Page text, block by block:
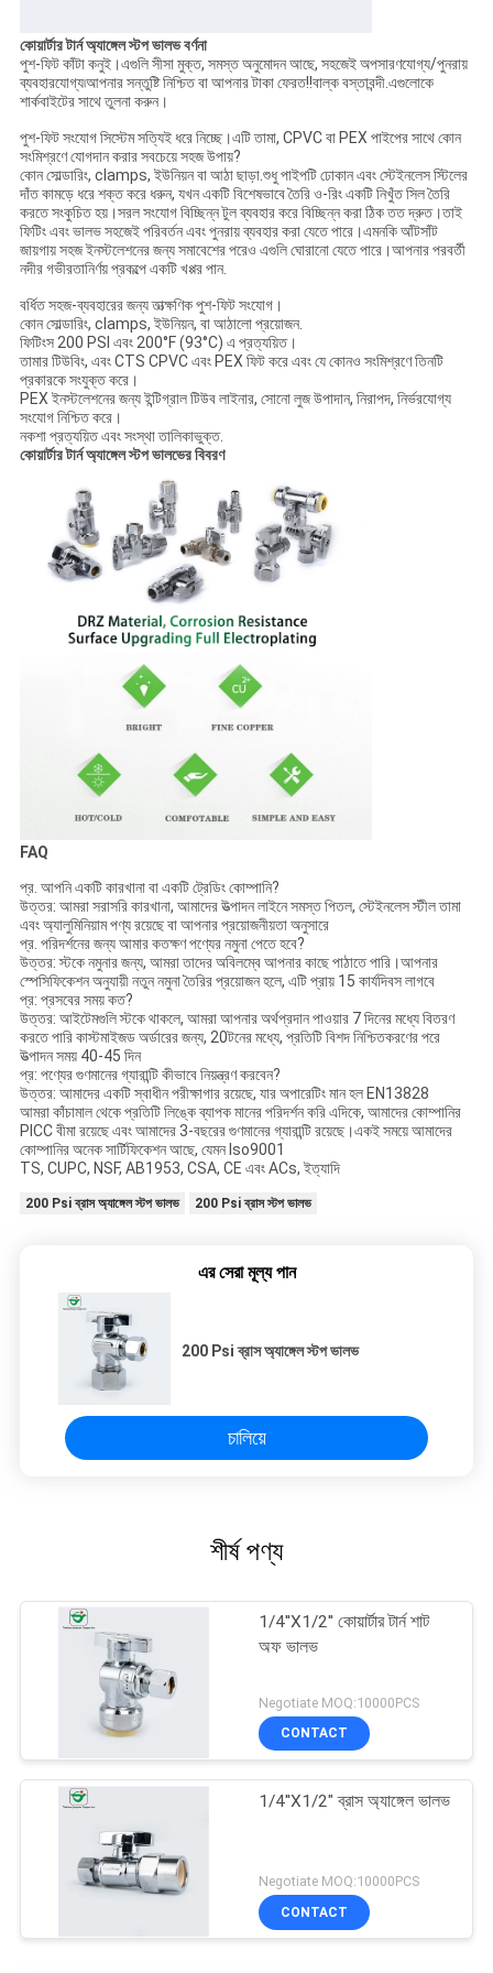
কোয়ার্টার টার্ন অ্যাঙ্গেল স্টপ ভালভ বর্ণনা
পুশ-ফিট কাঁটা কনুই।এগুলি সীসা মুক্ত, সমস্ত অনুমোদন আছে, সহজেই অপসারণযোগ্য/পুনরায়
ব্যবহারযোগ্য৷আপনার সন্তুষ্টি নিশ্চিত বা আপনার টাকা ফেরত!!বাল্ক বস্তাবন্দী.এগুলোকে
শার্কবাইটের সাথে তুলনা করুন।
পুশ-ফিট সংযোগ সিস্টেম সত্যিই ধরে নিচ্ছে।এটি তামা, CPVC বা PEX পাইপের সাথে কোন
সংমিশ্রণে যোগদান করার সবচেয়ে সহজ উপায়?
কোন সোল্ডারিং, clamps, ইউনিয়ন বা আঠা ছাড়া.শুধু পাইপটি ঢোকান এবং স্টেইনলেস স্টিলের
দাঁত কামড়ে ধরে শক্ত করে ধরুন, যখন একটি বিশেষভাবে তৈরি ও-রিং একটি নিখুঁত সিল তৈরি
করতে সংকুচিত হয়।সরল সংযোগ বিচ্ছিন্ন টুল ব্যবহার করে বিচ্ছিন্ন করা ঠিক তত দ্রুত।তাই
ফিটিং এবং ভালভ সহজেই পরিবর্তন এবং পুনরায় ব্যবহার করা যেতে পারে।এমনকি আঁটসাঁট
জায়গায় সহজ ইনস্টলেশনের জন্য সমাবেশের পরেও এগুলি ঘোরানো যেতে পারে।আপনার পরবর্তী
নদীর গভীরতানির্ণয় প্রকল্পে একটি খপ্পর পান.
বর্ধিত সহজ-ব্যবহারের জন্য তাত্ক্ষণিক পুশ-ফিট সংযোগ।
কোন সোল্ডারিং, clamps, ইউনিয়ন, বা আঠালো প্রয়োজন.
ফিটিংস 200 PSI এবং 200°F (93°C) এ প্রত্যয়িত।
তামার টিউবিং, এবং CTS CPVC এবং PEX ফিট করে এবং যে কোনও সংমিশ্রণে তিনটি
প্রকারকে সংযুক্ত করে।
PEX ইনস্টলেশনের জন্য ইন্টিগ্রাল টিউব লাইনার, সোনো লুজ উপাদান, নিরাপদ, নির্ভরযোগ্য
সংযোগ নিশ্চিত করে।
নকশা প্রত্যয়িত এবং সংস্থা তালিকাভুক্ত.
কোয়ার্টার টার্ন অ্যাঙ্গেল স্টপ ভালভের বিবরণ
FAQ
প্র. আপনি একটি কারখানা বা একটি ট্রেডিং কোম্পানি?
উত্তর: আমরা সরাসরি কারখানা, আমাদের উত্পাদন লাইনে সমস্ত পিতল, স্টেইনলেস স্টীল তামা
এবং অ্যালুমিনিয়াম পণ্য রয়েছে বা আপনার প্রয়োজনীয়তা অনুসারে
প্র. পরিদর্শনের জন্য আমার কতক্ষণ পণ্যের নমুনা পেতে হবে?
উত্তর: স্টকে নমুনার জন্য, আমরা তাদের অবিলম্বে আপনার কাছে পাঠাতে পারি।আপনার
স্পেসিফিকেশন অনুযায়ী নতুন নমুনা তৈরির প্রয়োজন হলে, এটি প্রায় 15 কার্যদিবস লাগবে
প্র: প্রসবের সময় কত?
উত্তর: আইটেমগুলি স্টকে থাকলে, আমরা আপনার অর্থপ্রদান পাওয়ার 7 দিনের মধ্যে বিতরণ
করতে পারি কাস্টমাইজড অর্ডারের জন্য, 20টনের মধ্যে, প্রতিটি বিশদ নিশ্চিতকরণের পরে
উত্পাদন সময় 40-45 দিন
প্র: পণ্যের গুণমানের গ্যারান্টি কীভাবে নিয়ন্ত্রণ করবেন?
উত্তর: আমাদের একটি স্বাধীন পরীক্ষাগার রয়েছে, যার অপারেটিং মান হল EN13828
আমরা কাঁচামাল থেকে প্রতিটি লিঙ্কে ব্যাপক মানের পরিদর্শন করি এদিকে, আমাদের কোম্পানির
PICC বীমা রয়েছে এবং আমাদের 3-বছরের গুণমানের গ্যারান্টি রয়েছে।একই সময়ে আমাদের
কোম্পানির অনেক সার্টিফিকেশন আছে, যেমন Iso9001
TS, CUPC, NSF, AB1953, CSA, CE এবং ACs, ইত্যাদি
200 Psi ব্রাস অ্যাঙ্গেল স্টপ ভালভ 200 Psi ব্রাস স্টপ ভালভ
এর সেরা মূল্য পান
200 Psi ব্রাস অ্যাঙ্গেল স্টপ ভালভ
চালিয়ে
শীর্ষ পণ্য
1/4''X1/2'' কোয়ার্টার টার্ন শাট
অফ ভালভ
Negotiate MOQ:10000PCS
CONTACT
1/4''X1/2" ব্রাস অ্যাঙ্গেল ভালভ
Negotiate MOQ:10000PCS
CONTACT